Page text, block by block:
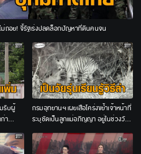
ถอย! จี้รัฐเร่งปลดล็อกปัญหาที่ดินคนจน
รับผู้
า
กรมอุทยานฯ เผยเสือโคร่งขย้ำเจ้าหน้าที่
ระบุชัดเป็นลูกแม่อภิญญา อยู่ในช่วงวัย
รุ่น ชี้ไม่เข้าข่าย “เสือกินคน”